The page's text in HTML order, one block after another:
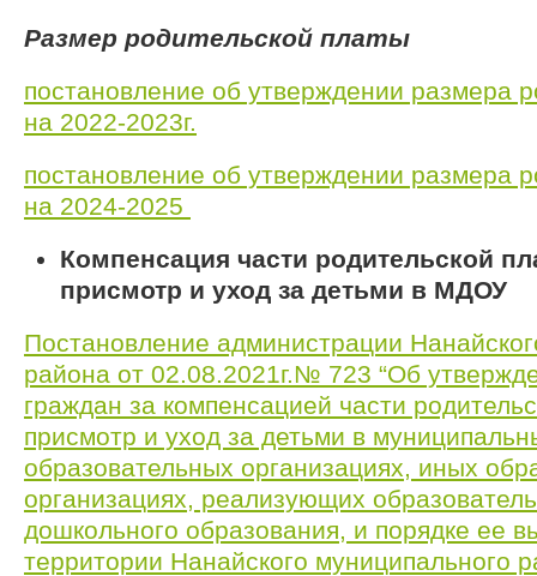
Размер родительской платы
постановление об утверждении размера
на 2022-2023г.
постановление об утверждении размера
на 2024-2025
Компенсация части родительской
присмотр и уход за детьми в МДОУ
Постановление администрации
района от 02.08.2021г.№ 723 “Об
граждан за компенсацией части
присмотр и уход за детьми в
образовательных организациях, иных
организациях, реализующих
дошкольного образования, и порядке ее
территории Нанайского муниципального